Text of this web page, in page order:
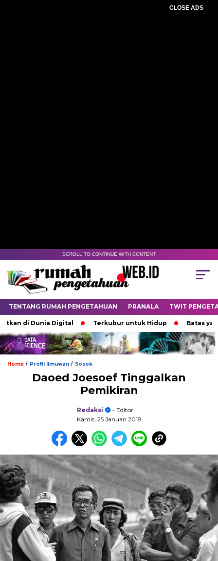
CLOSE ADS
SCROLL TO CONTINUE WITH CONTENT
TENTANG RUMAH PENGETAHUAN PRANALA TWIT
Dunia Digital Terkubur untuk Hidup Batas yang
Home / Profil Ilmuwan / Sosok
Daoed Joesoef Tinggalkan
Pemikiran
Redaksi
- Editor
Kamis, 25 Januari 2018